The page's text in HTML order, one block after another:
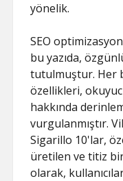
yönelik.
SEO
bu yazıda,
tutulmuştur. Her
özellikleri,
hakkında
vurgulanmıştır.
Sigarillo 10'lar,
üretilen ve titiz
olarak,